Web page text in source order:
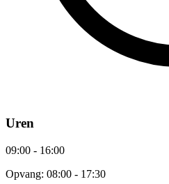
Uren
09:00 - 16:00
Opvang: 08:00 - 17:30